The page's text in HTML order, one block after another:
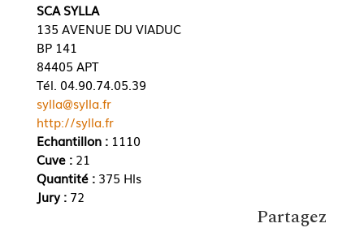
SCA SYLLA
135 AVENUE DU VIADUC
BP 141
84405 APT
Tél. 04.90.74.05.39
sylla@sylla.fr
http://sylla.fr
Echantillon :1110
Cuve : 21
Quantité : 375 Hls
Jury : 72
Partagez